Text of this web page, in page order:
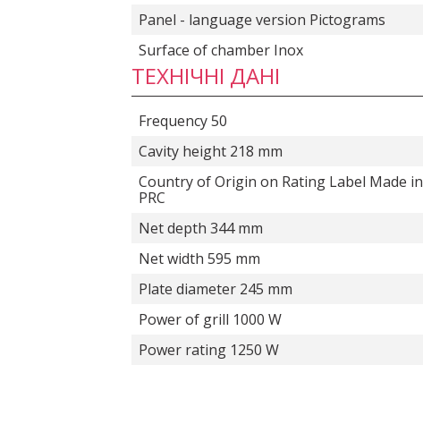
Panel - language version Pictograms
Surface of chamber Inox
ТЕХНІЧНІ ДАНІ
Frequency 50
Cavity height 218 mm
Country of Origin on Rating Label Made in
PRC
Net depth 344 mm
Net width 595 mm
Plate diameter 245 mm
Power of grill 1000 W
Power rating 1250 W